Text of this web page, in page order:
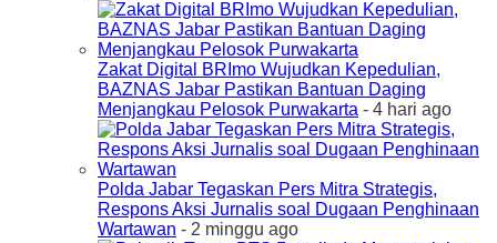
Zakat Digital BRImo Wujudkan Kepedulian,
BAZNAS Jabar Pastikan Bantuan Daging
Menjangkau Pelosok Purwakarta - 4 hari ago
Polda Jabar Tegaskan Pers Mitra Strategis,
Respons Aksi Jurnalis soal Dugaan Penghinaan
Wartawan - 2 minggu ago